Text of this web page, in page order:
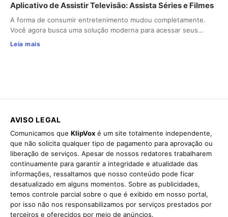
Aplicativo de Assistir Televisão: Assista Séries e Filmes
A forma de consumir entretenimento mudou completamente.
Você agora busca uma solução moderna para acessar seus…
Leia mais
AVISO LEGAL
Comunicamos que KlipVox é um site totalmente independente,
que não solicita qualquer tipo de pagamento para aprovação ou
liberação de serviços. Apesar de nossos redatores trabalharem
continuamente para garantir a integridade e atualidade das
informações, ressaltamos que nosso conteúdo pode ficar
desatualizado em alguns momentos. Sobre as publicidades,
temos controle parcial sobre o que é exibido em nosso portal,
por isso não nos responsabilizamos por serviços prestados por
terceiros e oferecidos por meio de anúncios.